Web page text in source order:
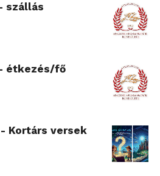
szállás
étkezés/fő
Kortárs versek